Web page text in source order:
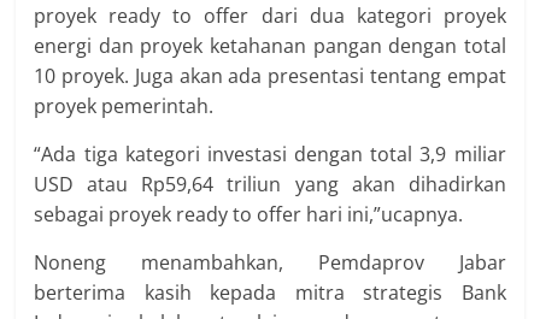
proyek ready to offer dari dua kategori proyek
energi dan proyek ketahanan pangan dengan total
10 proyek. Juga akan ada presentasi tentang empat
proyek pemerintah.
“Ada tiga kategori investasi dengan total 3,9 miliar
USD atau Rp59,64 triliun yang akan dihadirkan
sebagai proyek ready to offer hari ini,”ucapnya.
Noneng menambahkan, Pemdaprov Jabar
berterima kasih kepada mitra strategis Bank